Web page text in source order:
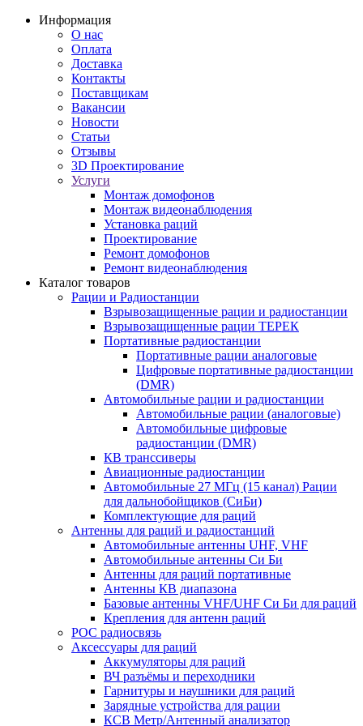
Информация
О нас
Оплата
Доставка
Контакты
Поставщикам
Вакансии
Новости
Статьи
Отзывы
3D Проектирование
Услуги
Монтаж домофонов
Монтаж видеонаблюдения
Установка раций
Проектирование
Ремонт домофонов
Ремонт видеонаблюдения
Каталог товаров
Рации и Радиостанции
Взрывозащищенные рации и радиостанции
Взрывозащищенные рации ТЕРЕК
Портативные радиостанции
Портативные рации аналоговые
Цифровые портативные радиостанции
(DMR)
Автомобильные рации и радиостанции
Автомобильные рации (аналоговые)
Автомобильные цифровые
радиостанции (DMR)
КВ транссиверы
Авиационные радиостанции
Автомобильные 27 МГц (15 канал) Рации
для дальнобойщиков (СиБи)
Комплектующие для раций
Антенны для раций и радиостанций
Автомобильные антенны UHF, VHF
Автомобильные антенны Си Би
Антенны для раций портативные
Антенны КВ диапазона
Базовые антенны VHF/UHF Си Би для раций
Крепления для антенн раций
POC радиосвязь
Аксессуары для раций
Аккумуляторы для раций
ВЧ разъёмы и переходники
Гарнитуры и наушники для раций
Зарядные устройства для рации
КСВ Метр/Антенный анализатор